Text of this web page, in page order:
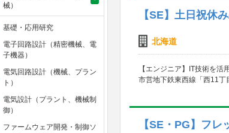
【SE】土日祝休
北海道
【エンジニア】IT技術を
市営地下鉄東西線「西11
【SE・PG】フ
械）
基礎・応用研究
電子回路設計（精密機械、電
子機器）
電気回路設計（機械、プラン
ト）
電気設計（プラント、機械制
御）
ファームウェア開発・制御ソ